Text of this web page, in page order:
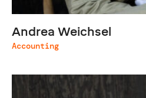
Andrea Weichsel
Accounting